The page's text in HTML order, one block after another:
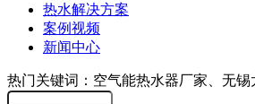
热水解决方案
案例视频
新闻中心
热门关键词：空气能热水器厂家、无